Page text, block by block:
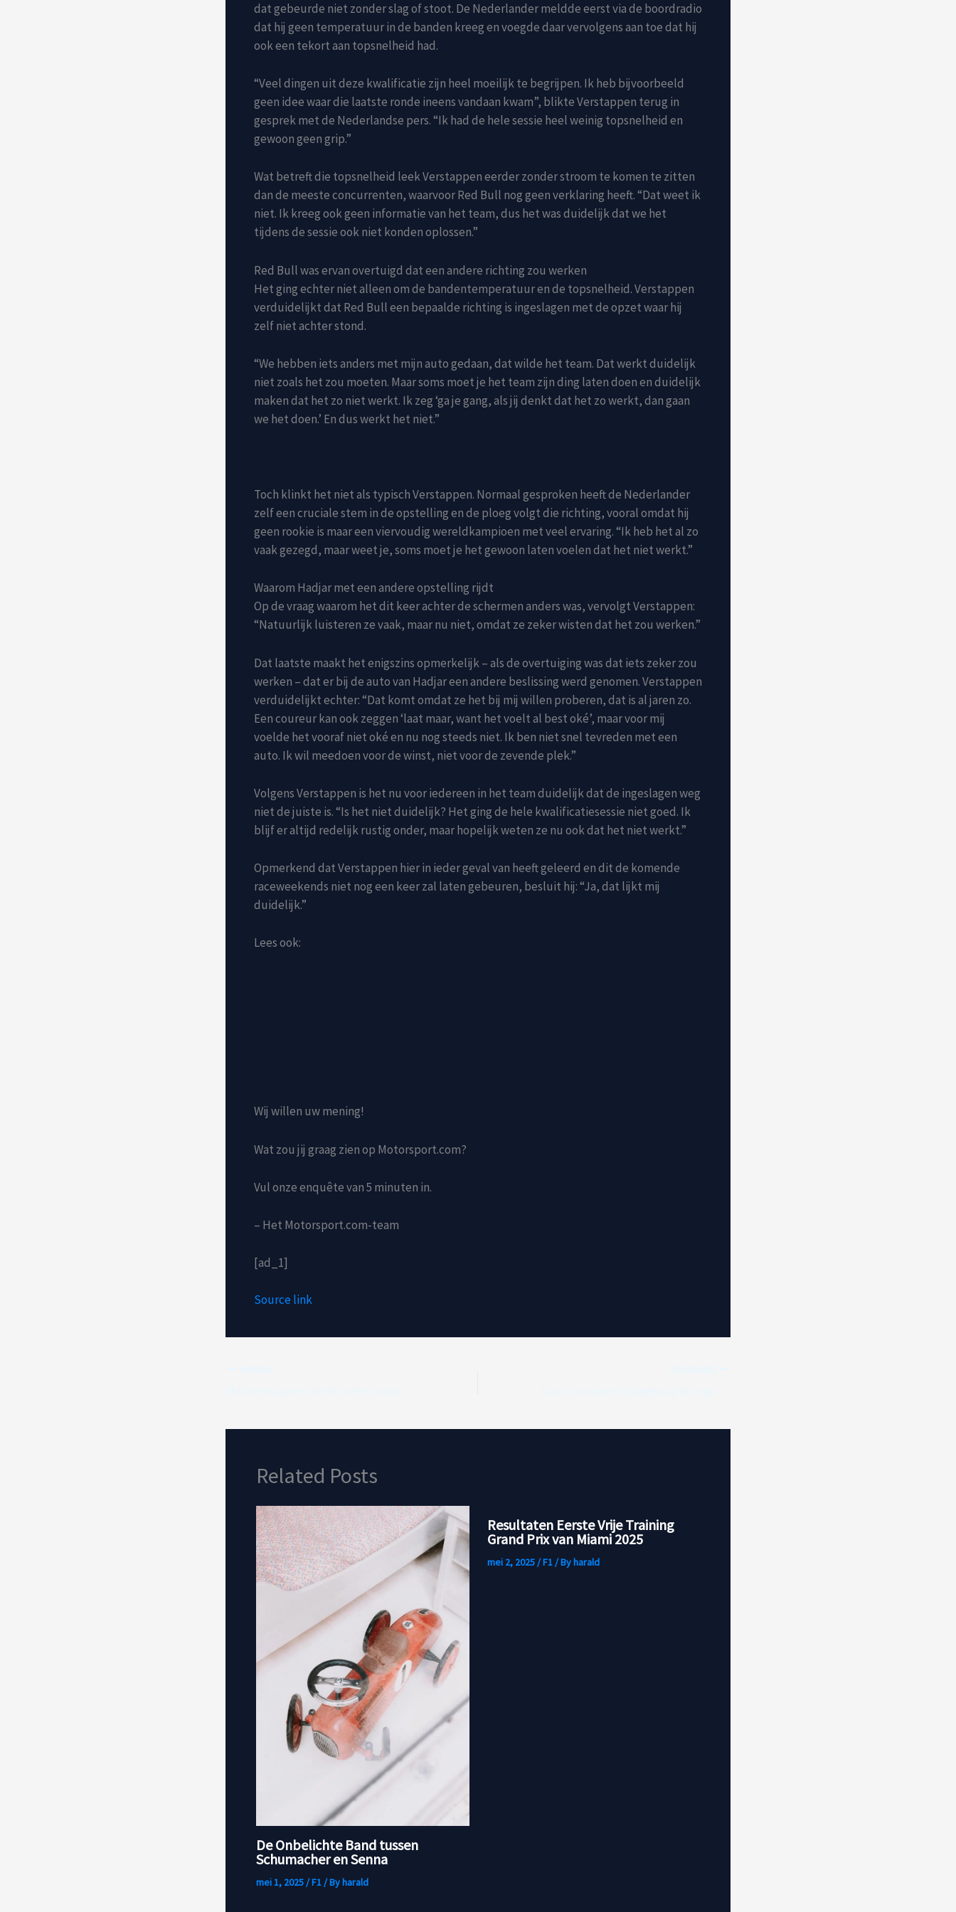
dat gebeurde niet zonder slag of stoot. De Nederlander meldde eerst via de boordradio
dat hij geen temperatuur in de banden kreeg en voegde daar vervolgens aan toe dat hij
ook een tekort aan topsnelheid had.
“Veel dingen uit deze kwalificatie zijn heel moeilijk te begrijpen. Ik heb bijvoorbeeld
geen idee waar die laatste ronde ineens vandaan kwam”, blikte Verstappen terug in
gesprek met de Nederlandse pers. “Ik had de hele sessie heel weinig topsnelheid en
gewoon geen grip.”
Wat betreft die topsnelheid leek Verstappen eerder zonder stroom te komen te zitten
dan de meeste concurrenten, waarvoor Red Bull nog geen verklaring heeft. “Dat weet ik
niet. Ik kreeg ook geen informatie van het team, dus het was duidelijk dat we het
tijdens de sessie ook niet konden oplossen.”
Red Bull was ervan overtuigd dat een andere richting zou werken
Het ging echter niet alleen om de bandentemperatuur en de topsnelheid. Verstappen
verduidelijkt dat Red Bull een bepaalde richting is ingeslagen met de opzet waar hij
zelf niet achter stond.
“We hebben iets anders met mijn auto gedaan, dat wilde het team. Dat werkt duidelijk
niet zoals het zou moeten. Maar soms moet je het team zijn ding laten doen en duidelijk
maken dat het zo niet werkt. Ik zeg ‘ga je gang, als jij denkt dat het zo werkt, dan gaan
we het doen.’ En dus werkt het niet.”
Toch klinkt het niet als typisch Verstappen. Normaal gesproken heeft de Nederlander
zelf een cruciale stem in de opstelling en de ploeg volgt die richting, vooral omdat hij
geen rookie is maar een viervoudig wereldkampioen met veel ervaring. “Ik heb het al zo
vaak gezegd, maar weet je, soms moet je het gewoon laten voelen dat het niet werkt.”
Waarom Hadjar met een andere opstelling rijdt
Op de vraag waarom het dit keer achter de schermen anders was, vervolgt Verstappen:
“Natuurlijk luisteren ze vaak, maar nu niet, omdat ze zeker wisten dat het zou werken.”
Dat laatste maakt het enigszins opmerkelijk – als de overtuiging was dat iets zeker zou
werken – dat er bij de auto van Hadjar een andere beslissing werd genomen. Verstappen
verduidelijkt echter: “Dat komt omdat ze het bij mij willen proberen, dat is al jaren zo.
Een coureur kan ook zeggen ‘laat maar, want het voelt al best oké’, maar voor mij
voelde het vooraf niet oké en nu nog steeds niet. Ik ben niet snel tevreden met een
auto. Ik wil meedoen voor de winst, niet voor de zevende plek.”
Volgens Verstappen is het nu voor iedereen in het team duidelijk dat de ingeslagen weg
niet de juiste is. “Is het niet duidelijk? Het ging de hele kwalificatiesessie niet goed. Ik
blijf er altijd redelijk rustig onder, maar hopelijk weten ze nu ook dat het niet werkt.”
Opmerkend dat Verstappen hier in ieder geval van heeft geleerd en dit de komende
raceweekends niet nog een keer zal laten gebeuren, besluit hij: “Ja, dat lijkt mij
duidelijk.”
Lees ook:
Wij willen uw mening!
Wat zou jij graag zien op Motorsport.com?
Vul onze enquête van 5 minuten in.
– Het Motorsport.com-team
[ad_1]
Source link
Related Posts
De Onbelichte Band tussen
Schumacher en Senna
mei 1, 2025/F1/ Byharald
Resultaten Eerste Vrije Training
Grand Prix van Miami 2025
mei 2, 2025/F1/ Byharald